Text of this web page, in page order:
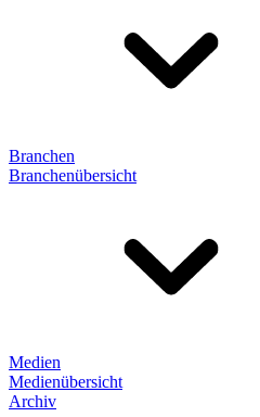
Branchen
Branchenübersicht
Medien
Medienübersicht
Archiv